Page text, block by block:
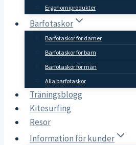
Ergonomiprodukter
Barfotaskor
Barfotaskor för damer
Barfotaskor för barn
Barfotaskor för män
Alla barfotaskor
Träningsblogg
Kitesurfing
Resor
Information för kunder